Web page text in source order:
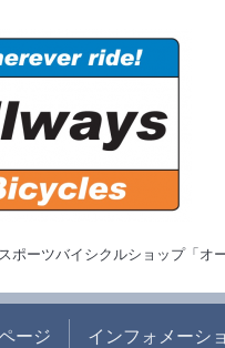
ポーツバイシクルショップ「オ
ージ インフォメーシ